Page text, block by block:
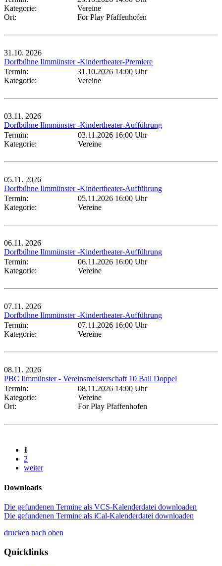
Kategorie:
Vereine
Ort:
For Play Pfaffenhofen
31.10. 2026
Dorfbühne Ilmmünster -Kindertheater-Premiere
Termin:
31.10.2026 14:00 Uhr
Kategorie:
Vereine
03.11. 2026
Dorfbühne Ilmmünster -Kindertheater-Aufführung
Termin:
03.11.2026 16:00 Uhr
Kategorie:
Vereine
05.11. 2026
Dorfbühne Ilmmünster -Kindertheater-Aufführung
Termin:
05.11.2026 16:00 Uhr
Kategorie:
Vereine
06.11. 2026
Dorfbühne Ilmmünster -Kindertheater-Aufführung
Termin:
06.11.2026 16:00 Uhr
Kategorie:
Vereine
07.11. 2026
Dorfbühne Ilmmünster -Kindertheater-Aufführung
Termin:
07.11.2026 16:00 Uhr
Kategorie:
Vereine
08.11. 2026
PBC Ilmmünster - Vereinsmeisterschaft 10 Ball Doppel
Termin:
08.11.2026 14:00 Uhr
Kategorie:
Vereine
Ort:
For Play Pfaffenhofen
1
2
weiter
Downloads
Die gefundenen Termine als VCS-Kalenderdatei downloaden
Die gefundenen Termine als iCal-Kalenderdatei downloaden
drucken nach oben
Quicklinks